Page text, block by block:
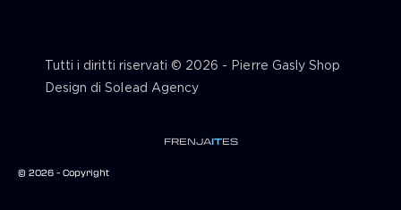
Tutti i diritti riservati © 2026 - Pierre Gasly Shop
Design di Solead Agency
FRENJAITES
© 2026 - Copyright